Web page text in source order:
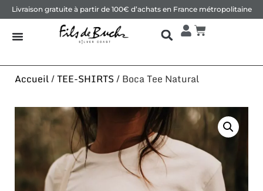
Livraison gratuite à partir de 100€ d’achats en France métropolitaine
Accueil/TEE-SHIRTS/ Boca Tee Natural